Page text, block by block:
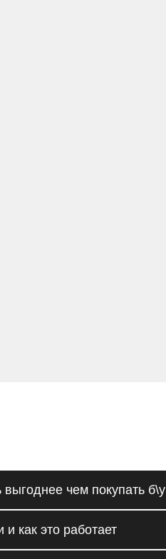
выгоднее чем покупать б\у
и как это работает